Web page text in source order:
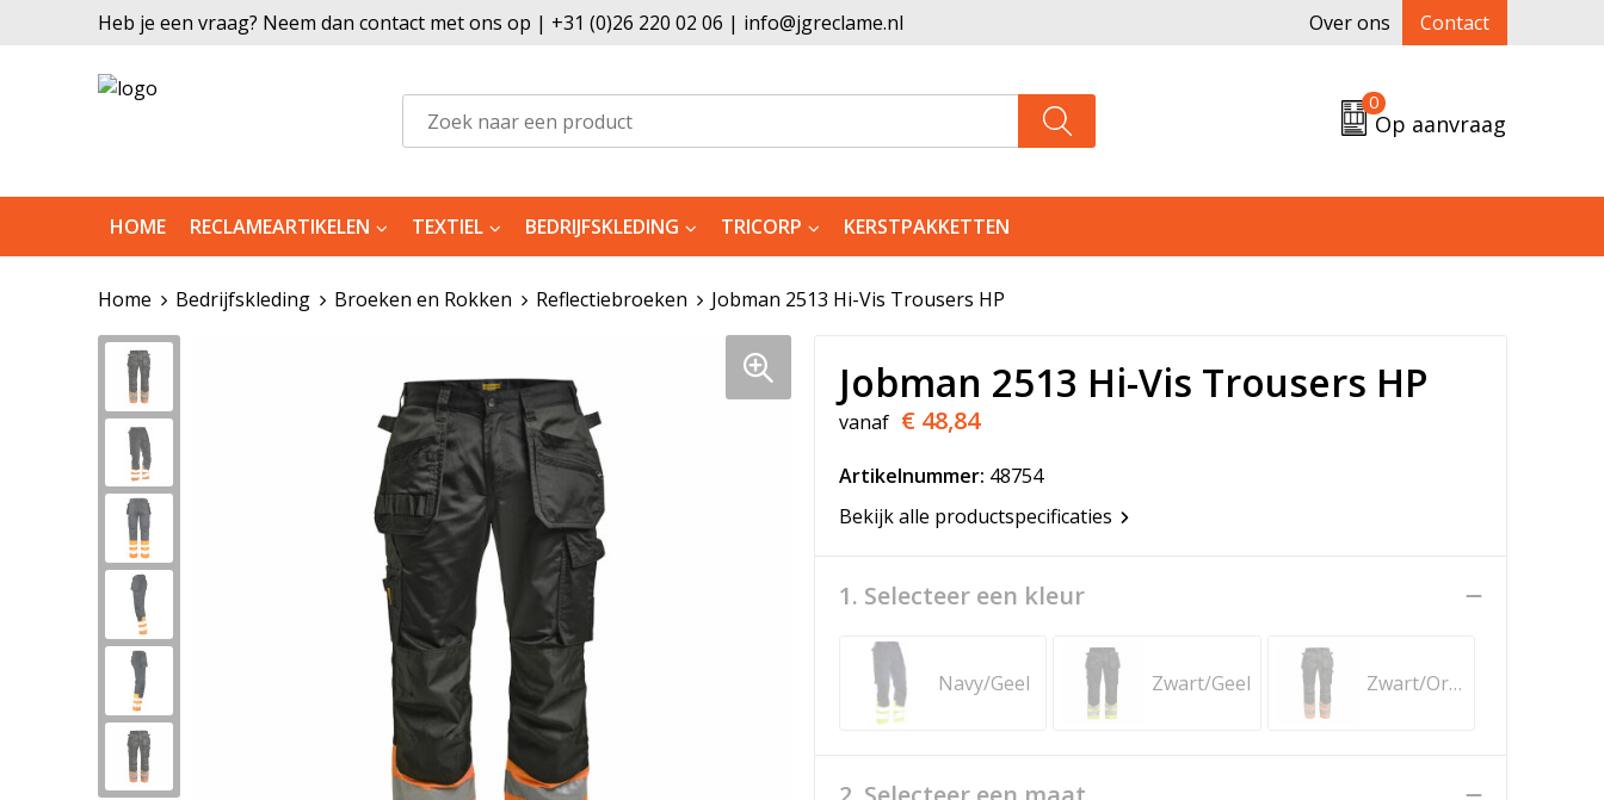
Heb je een vraag? Neem dan contact met ons op | +31 (0)26 220 02 06 | info@jgreclame.nl Over ons Contact
0
Op aanvraag
HOME RECLAMEARTIKELEN TEXTIEL BEDRIJFSKLEDING TRICORP KERSTPAKKETTEN
Home Bedrijfskleding Broeken en Rokken Reflectiebroeken Jobman 2513 Hi-Vis Trousers HP
Jobman 2513 Hi-Vis Trousers HP
vanaf € 48,84
Artikelnummer: 48754
Bekijk alle productspecificaties
1. Selecteer een kleur
Navy/Geel Zwart/Geel Zwart/Oranje